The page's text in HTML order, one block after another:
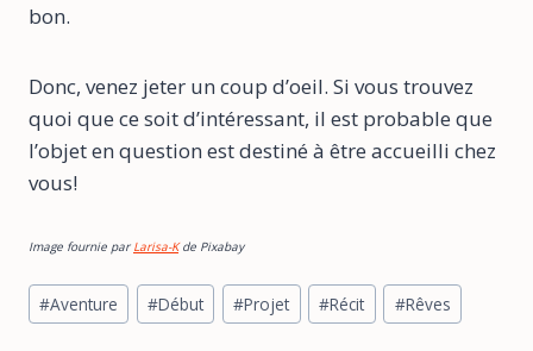
bon.
Donc, venez jeter un coup d’oeil. Si vous trouvez
quoi que ce soit d’intéressant, il est probable que
l’objet en question est destiné à être accueilli chez
vous!
Image fournie par Larisa-Kde Pixabay
#Aventure #Début #Projet #Récit #Rêves